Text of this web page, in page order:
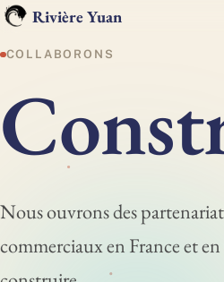
Rivière Yuan
COLLABORONS
Const
Nous ouvrons des
commerciaux en France et